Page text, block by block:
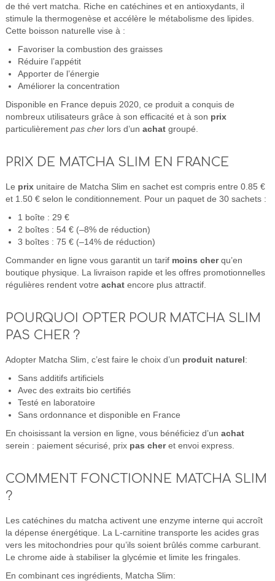
de thé vert matcha. Riche en catéchines et en antioxydants, il
stimule la thermogenèse et accélère le métabolisme des lipides.
Cette boisson naturelle vise à :
Favoriser la combustion des graisses
Réduire l’appétit
Apporter de l’énergie
Améliorer la concentration
Disponible en France depuis 2020, ce produit a conquis de
nombreux utilisateurs grâce à son efficacité et à son prix
particulièrement pas cherlors d’un achatgroupé.
PRIX DE MATCHA SLIM EN FRANCE
Le prixunitaire de Matcha Slim en sachet est compris entre 0.85 €
et 1.50 € selon le conditionnement. Pour un paquet de 30 sachets :
1 boîte : 29 €
2 boîtes : 54 € (–8% de réduction)
3 boîtes : 75 € (–14% de réduction)
Commander en ligne vous garantit un tarif moins cherqu’en
boutique physique. La livraison rapide et les offres promotionnelles
régulières rendent votre achatencore plus attractif.
POURQUOI OPTER POUR MATCHA SLIM
PAS CHER ?
Adopter Matcha Slim, c’est faire le choix d’un produit naturel :
Sans additifs artificiels
Avec des extraits bio certifiés
Testé en laboratoire
Sans ordonnance et disponible en France
En choisissant la version en ligne, vous bénéficiez d’un achat
serein : paiement sécurisé, prix pas cheret envoi express.
COMMENT FONCTIONNE MATCHA SLIM
?
Les catéchines du matcha activent une enzyme interne qui accroît
la dépense énergétique. La L-carnitine transporte les acides gras
vers les mitochondries pour qu’ils soient brûlés comme carburant.
Le chrome aide à stabiliser la glycémie et limite les fringales.
En combinant ces ingrédients, Matcha Slim: